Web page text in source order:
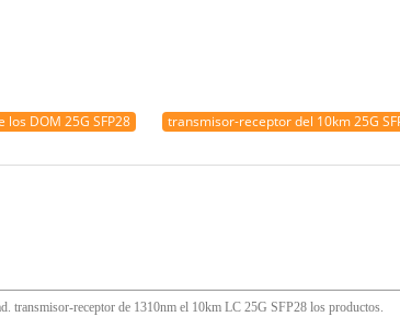
DOM 25G SFP28 transmisor-receptor del 10km 25G